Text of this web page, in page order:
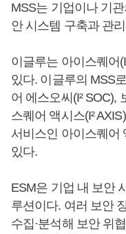
MSS는 기업이나 기
안 시스템 구축과 관
이글루는 아이스퀘어
있다. 이글루의 MSS
어 에스오씨(I² SOC),
스퀘어 액시스(I²
서비스인 아이스퀘어
있다.
ESM은 기업 내 보안
루션이다. 여러 보안
수집·분석해 보안 위